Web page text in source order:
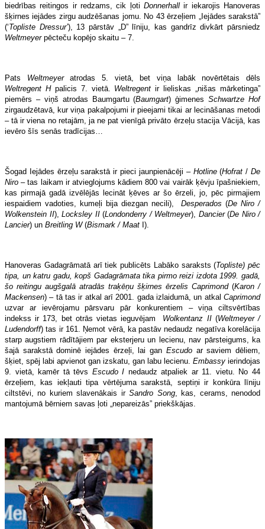
biedrības reitingos ir redzams, cik ļoti Donnerhall ir iekarojis Hanoveras
šķirnes iejādes zirgu audzēšanas jomu. No 43 ērzeļiem „Iejādes sarakstā”
(‘Topliste Dressur’), 13 pārstāv „D” līniju, kas gandrīz divkārt pārsniedz
Weltmeyerpēcteču kopējo skaitu – 7.
Pats Weltmeyeratrodas 5. vietā, bet viņa labāk novērtētais dēls
Weltregent Hpalicis 7. vietā. Weltregent ir lieliskas „nišas mārketinga”
piemērs – viņš atrodas Baumgartu (Baumgart) ģimenesSchwartze Hof
zirgaudzētavā, kur viņa pakalpojumi ir pieejami tikai ar lecināšanas metodi
– tā ir viena no retajām, ja ne pat vienīgā privāto ērzeļu stacija Vācijā, kas
ievēro šīs senās tradīcijas…
Šogad Iejādes ērzeļu sarakstā ir pieci jaunpienācēji – Hotline(Hofrat /De
Niro – tas laikam ir atvieglojums kādiem 800 vai vairāk ķēvju īpašniekiem,
kas pirmajā gadā izvēlējās lecināt ķēves ar šo ērzeli, jo, pēc pirmajiem
iespaidiem vadoties, kumeļi bija diezgan necili), Desperados (De Niro /
Wolkenstein II), Locksley II(Londonderry / Weltmeyer), Dancier(De Niro /
Lancier) un Breitling W(Bismark / Maat I).
Hanoveras Gadagrāmatā arī tiek publicēts Labāko saraksts (Topliste) pēc
tipa, un katru gadu, kopš Gadagrāmata tika pirmo reizi izdota 1999. gadā,
šo reitingu augšgalā atradās traķēņu šķirnes ērzelis Caprimond(Karon /
Mackensen) – tā tas ir atkal arī 2001. gada izlaidumā, un atkal Caprimond
uzvar ar ievērojamu pārsvaru pār konkurentiem – viņa ciltsvērtības
indekss ir 173, bet otrās vietas ieguvējam Wolkentanz II(Weltmeyer /
Ludendorff) tas ir 161. Ņemot vērā, ka pastāv nedaudz negatīva korelācija
starp augstiem rādītājiem par eksterjeru un lecienu, nav pārsteigums, ka
šajā sarakstā dominē iejādes ērzeļi, lai gan Escudoar saviem dēliem,
šķiet, spēj labi apvienot gan izskatu, gan labu lecienu. Embassy ierindojas
9. vietā, kamēr tā tēvs Escudo I nedaudz atpaliek ar 11. vietu. No 44
ērzeļiem, kas iekļauti tipa vērtējuma sarakstā, septiņi ir konkūra līniju
ciltstēvi, no kuriem slavenākais irSandro Song, kas, cerams, nenodod
mantojumā bērniem savas ļoti „nepareizās” priekškājas.